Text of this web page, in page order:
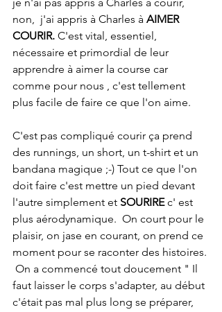
non,  j'ai appris à Charles à AIMER
COURIR. C'est vital, essentiel,
nécessaire et primordial de leur
apprendre à aimer la course car
comme pour nous , c'est tellement
plus facile de faire ce que l'on aime.
C'est pas compliqué courir ça prend
des runnings, un short, un t-shirt et un
bandana magique ;-) Tout ce que l'on
doit faire c'est mettre un pied devant
l'autre simplement et SOURIRE c' est
plus aérodynamique.  On court pour le
plaisir, on jase en courant, on prend ce
moment pour se raconter des histoires.
On a commencé tout doucement " Il
faut laisser le corps s'adapter, au début
c'était pas mal plus long se préparer,